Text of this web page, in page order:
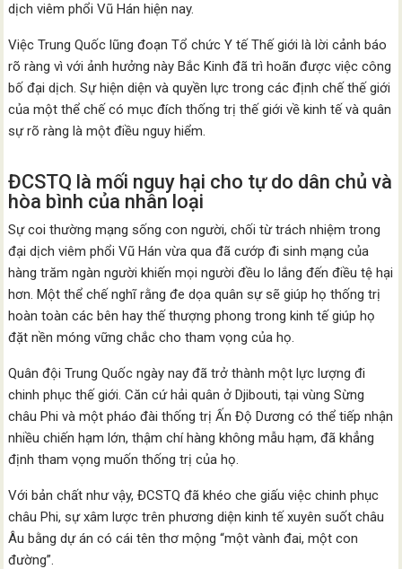
dịch viêm phổi Vũ Hán hiện nay.
Việc Trung Quốc lũng đoạn Tổ chức Y tế Thế giới là lời cảnh báo
rõ ràng vì với ảnh hưởng này Bắc Kinh đã trì hoãn được việc công
bố đại dịch. Sự hiện diện và quyền lực trong các định chế thế giới
của một thể chế có mục đích thống trị thế giới về kinh tế và quân
sự rõ ràng là một điều nguy hiểm.
ĐCSTQ là mối nguy hại cho tự do dân chủ và
hòa bình của nhân loại
Sự coi thường mạng sống con người, chối từ trách nhiệm trong
đại dịch viêm phổi Vũ Hán vừa qua đã cướp đi sinh mạng của
hàng trăm ngàn người khiến mọi người đều lo lắng đến điều tệ hại
hơn. Một thể chế nghĩ rằng đe dọa quân sự sẽ giúp họ thống trị
hoàn toàn các bên hay thế thượng phong trong kinh tế giúp họ
đặt nền móng vững chắc cho tham vọng của họ.
Quân đội Trung Quốc ngày nay đã trở thành một lực lượng đi
chinh phục thế giới. Căn cứ hải quân ở Djibouti, tại vùng Sừng
châu Phi và một pháo đài thống trị Ấn Độ Dương có thể tiếp nhận
nhiều chiến hạm lớn, thậm chí hàng không mẫu hạm, đã khẳng
định tham vọng muốn thống trị của họ.
Với bản chất như vậy, ĐCSTQ đã khéo che giấu việc chinh phục
châu Phi, sự xâm lược trên phương diện kinh tế xuyên suốt châu
Âu bằng dự án có cái tên thơ mộng “một vành đai, một con
đường”.